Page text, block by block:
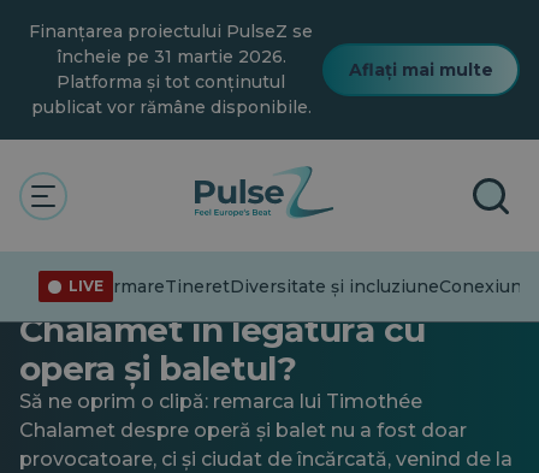
conținutul
principal
Finanțarea proiectului PulseZ se
încheie pe 31 martie 2026.
Platforma și tot conținutul
publicat vor rămâne disponibile.
Aflați mai multe
LIVE
DezinformareTineretDiversitate și incluziuneConexiuni
Chiar s-a înșelat Timothée
Chalamet în legătură cu
opera și baletul?
Să ne oprim o clipă: remarca lui Timothée
Chalamet despre operă și balet nu a fost doar
provocatoare, ci și ciudat de încărcată, venind de la